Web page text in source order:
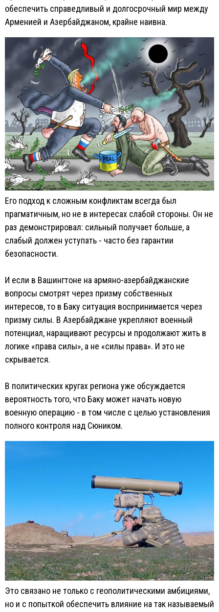
обеспечить справедливый и долгосрочный мир между
Арменией и Азербайджаном, крайне наивна.
Его подход к сложным конфликтам всегда был
прагматичным, но не в интересах слабой стороны. Он не
раз демонстрировал: сильный получает больше, а
слабый должен уступать - часто без гарантии
безопасности.
И если в Вашингтоне на армяно-азербайджанские
вопросы смотрят через призму собственных
интересов, то в Баку ситуация воспринимается через
призму силы. В Азербайджане укрепляют военный
потенциал, наращивают ресурсы и продолжают жить в
логике «права силы», а не «силы права». И это не
скрывается.
В политических кругах региона уже обсуждается
вероятность того, что Баку может начать новую
военную операцию - в том числе с целью установления
полного контроля над Сюником.
Это связано не только с геополитическими амбициями,
но и с попыткой обеспечить влияние на так называемый